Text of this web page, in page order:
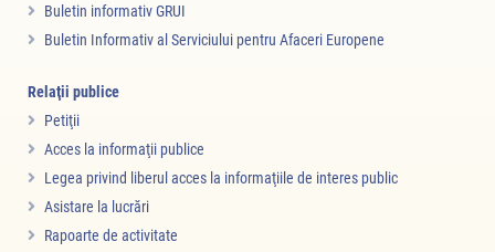
Buletin informativ GRUI
Buletin Informativ al Serviciului pentru Afaceri Europene
Relaţii publice
Petiţii
Acces la informaţii publice
Legea privind liberul acces la informaţiile de interes public
Asistare la lucrări
Rapoarte de activitate